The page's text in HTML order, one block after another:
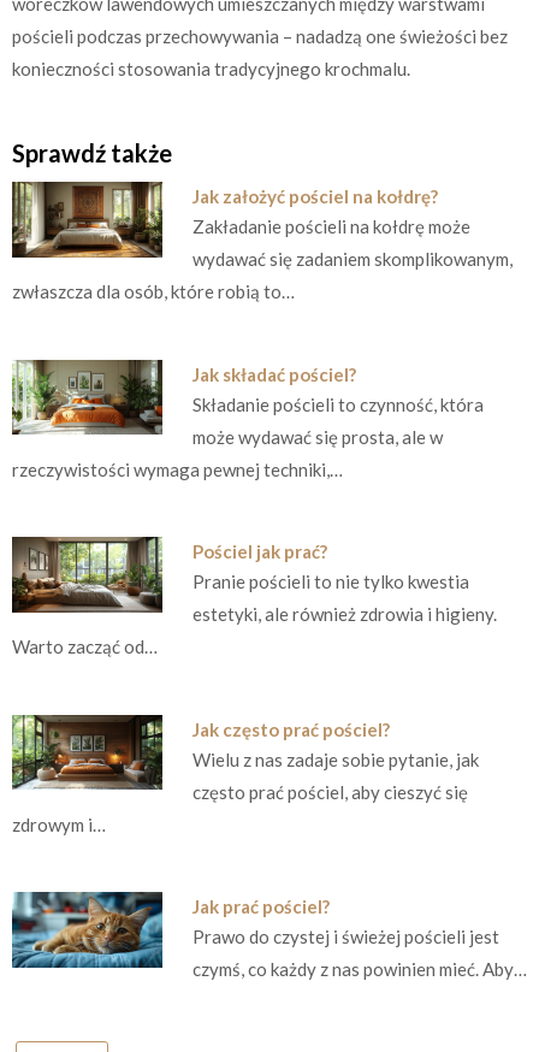
pościeli podczas przechowywania – nadadzą one świeżości bez
konieczności stosowania tradycyjnego krochmalu.
Sprawdź także
Jak założyć pościel na kołdrę?
Zakładanie pościeli na kołdrę może
wydawać się zadaniem skomplikowanym,
zwłaszcza dla osób, które robią to…
Jak składać pościel?
Składanie pościeli to czynność, która
może wydawać się prosta, ale w
rzeczywistości wymaga pewnej techniki,…
Pościel jak prać?
Pranie pościeli to nie tylko kwestia
estetyki, ale również zdrowia i higieny.
Warto zacząć od…
Jak często prać pościel?
Wielu z nas zadaje sobie pytanie, jak
często prać pościel, aby cieszyć się
zdrowym i…
Jak prać pościel?
Prawo do czystej i świeżej pościeli jest
czymś, co każdy z nas powinien mieć. Aby…